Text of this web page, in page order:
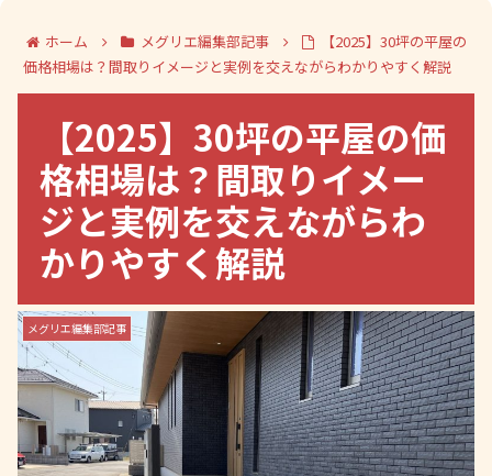
ホーム メグリエ編集部記事
【2025】30坪の平屋の
価格相場は？間取りイメージと実例を交えながらわかりやすく解説
【2025】30坪の平屋の価
格相場は？間取りイメー
ジと実例を交えながらわ
かりやすく解説
メグリエ編集部記事